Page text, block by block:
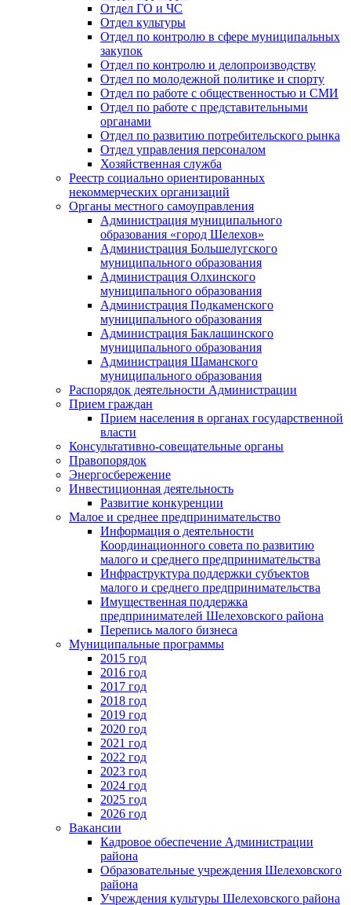
Отдел ГО и ЧС
Отдел культуры
Отдел по контролю в сфере муниципальных
закупок
Отдел по контролю и делопроизводству
Отдел по молодежной политике и спорту
Отдел по работе с общественностью и СМИ
Отдел по работе с представительными
органами
Отдел по развитию потребительского рынка
Отдел управления персоналом
Хозяйственная служба
Реестр социально ориентированных
некоммерческих организаций
Органы местного самоуправления
Администрация муниципального
образования «город Шелехов»
Администрация Большелугского
муниципального образования
Администрация Олхинского
муниципального образования
Администрация Подкаменского
муниципального образования
Администрация Баклашинского
муниципального образования
Администрация Шаманского
муниципального образования
Распорядок деятельности Администрации
Прием граждан
Прием населения в органах государственной
власти
Консультативно-совещательные органы
Правопорядок
Энергосбережение
Инвестиционная деятельность
Развитие конкуренции
Малое и среднее предпринимательство
Информация о деятельности
Координационного совета по развитию
малого и среднего предпринимательства
Инфраструктура поддержки субъектов
малого и среднего предпринимательства
Имущественная поддержка
предпринимателей Шелеховского района
Перепись малого бизнеса
Муниципальные программы
2015 год
2016 год
2017 год
2018 год
2019 год
2020 год
2021 год
2022 год
2023 год
2024 год
2025 год
2026 год
Вакансии
Кадровое обеспечение Администрации
района
Образовательные учреждения Шелеховского
района
Учреждения культуры Шелеховского района